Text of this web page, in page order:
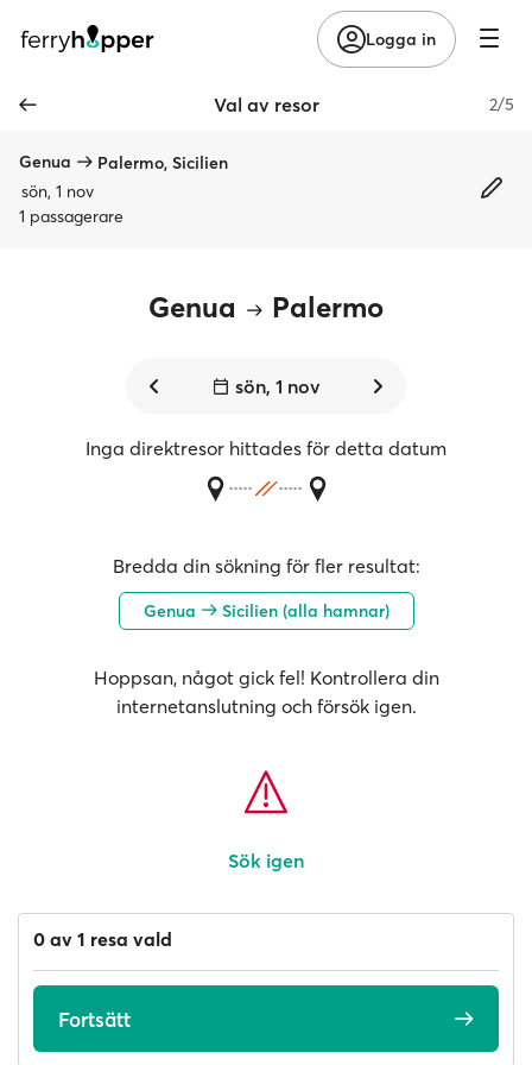
Logga in
Val av resor 2/5
Genua
Palermo, Sicilien
sön, 1 nov
1 passagerare
Genua Palermo
sön, 1 nov
Inga direktresor hittades för detta datum
Bredda din sökning för fler resultat:
Genua Sicilien (alla hamnar)
Hoppsan, något gick fel! Kontrollera din
internetanslutning och försök igen.
Sök igen
0 av 1 resa vald
Fortsätt